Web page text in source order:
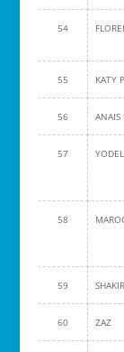
54
55 KATY
56 ANAIS
57
58
59
60 ZAZ